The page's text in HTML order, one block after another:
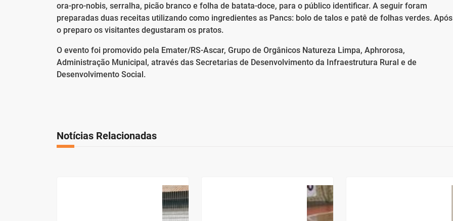
ora-pro-nobis, serralha, picão branco e folha de batata-doce, para o público identificar. A seguir foram
preparadas duas receitas utilizando como ingredientes as Pancs: bolo de talos e patê de folhas verdes. Após
o preparo os visitantes degustaram os pratos.
O evento foi promovido pela Emater/RS-Ascar, Grupo de Orgânicos Natureza Limpa, Aphrorosa,
Administração Municipal, através das Secretarias de Desenvolvimento da Infraestrutura Rural e de
Desenvolvimento Social.
Notícias Relacionadas